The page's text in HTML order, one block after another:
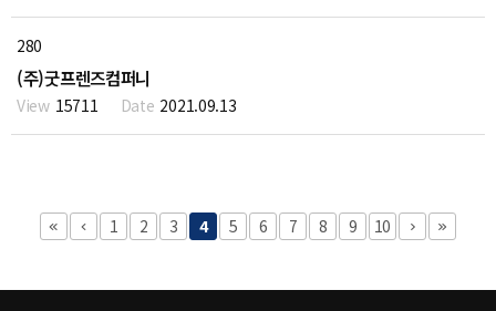
280
(주)굿프렌즈컴퍼니
15711 2021.09.13
1 2 3 4 5 6 7 8 9 10